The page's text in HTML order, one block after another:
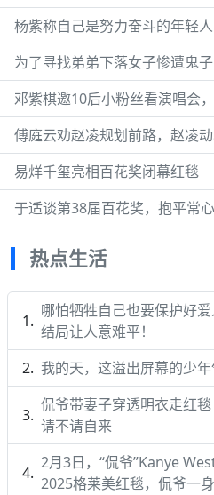
杨紫称自己是努力奋斗的年轻
为了寻找弟弟下落女子惨遭鬼
邓紫棋邀10后小粉丝看演唱会
傅庭云劝赵凌规划前路，赵凌
易烊千玺亮相百花奖闭幕红毯
于适谈第38届百花奖，抱平常
热点生活
哪怕牺牲自己也要保护好
结局让人意难平！
我的天，这溢出屏幕的少年
侃爷带妻子穿透明衣走红
请不请自来
2月3日，“侃爷”Kanye
2025格莱美红毯，侃爷一